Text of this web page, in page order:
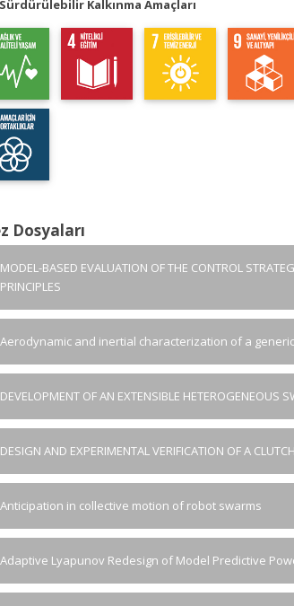
Kalkınma Amaçları
Dosyaları
MODEL-BASED EVALUATION OF THE CONTROL
PRINCIPLES
Aerodynamic and inertial characterization of a
DEVELOPMENT OF AN EXTENSIBLE HETEROGENEOUS
DESIGN AND EXPERIMENTAL VERIFICATION OF A
Anticipation in collective motion of robot swarms
Adaptive Lyapunov Redesign of Model Predictive